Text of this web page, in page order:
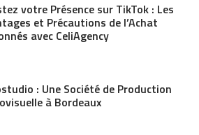
votre Présence sur TikTok : Les
et Précautions de l’Achat
avec CeliAgency
: Une Société de Production
à Bordeaux